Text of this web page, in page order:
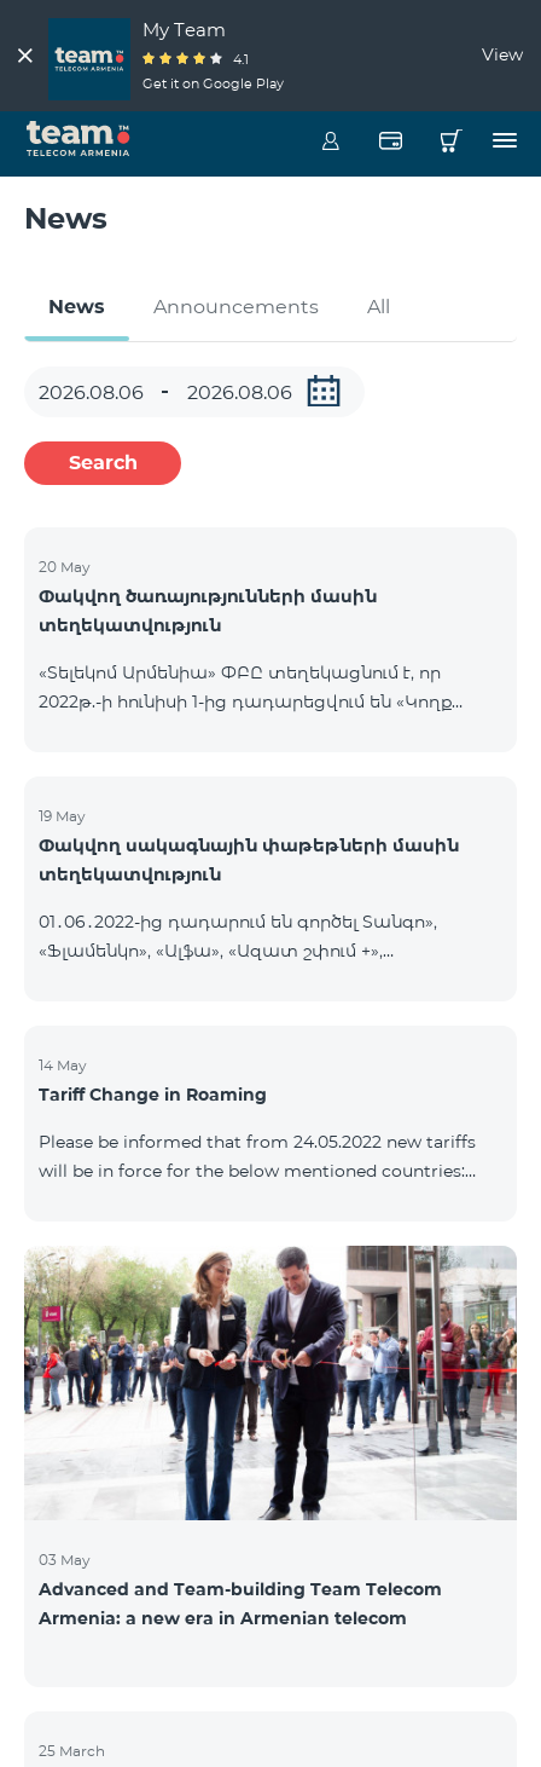
My Team
4.1
Get it on Google Play
View
News
News Announcements All
Search
20 May
Փակվող ծառայությունների մասին
տեղեկատվություն
«Տելեկոմ Արմենիա» ՓԲԸ տեղեկացնում է, որ
2022թ.-ի հունիսի 1-ից դադարեցվում են «Կողք
երկարացման հնարավորությունը: Ինչպես նաև
դադարեցվում է «Սիրելի համարներ»
ծառայության նոր միացումները և գործողությունը։
19 May
Փակվող սակագնային փաթեթների մասին
տեղեկատվություն
01․06․2022-ից դադարում են գործել Տանգո»,
«Ֆլամենկո», «Ալֆա», «Ազատ շփում +»,
տեղափոխվում են նոր Սակագնային
փաթեթների՝ համաձայն ստորին աղյուսակի․
փաթեթ Տանգո Հետվճարային «Սմարթ 15000»
Ֆլամենկո
14 May
Tariff Change in Roaming
Please be informed that from 24.05.2022 new tariffs
will be in force for the below mentioned countries:
International – 2500 AMD/minute Outgoing calls local
– 800 AMD/minute SMS – 500 AMD Internet – 8000
AMD/MB Country list: Angola, Bermuda, Burkina
Fasso, Cape Verde, Cuba, Chili, Dominican Republic,
Equatorial Guinea, Ethiopia, Gambia, Guinea,
Madagascar, Malawi, Maldives, Monaco, Mongolia,
Namibi
03 May
Advanced and Team-building Team Telecom
Armenia: a new era in Armenian telecom
25 March